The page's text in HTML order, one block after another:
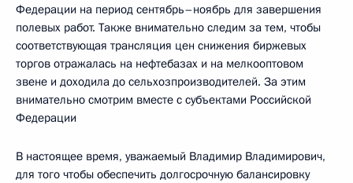
Федерации на период сентябрь–ноябрь для завершения
полевых работ. Также внимательно следим за тем, чтобы
соответствующая трансляция цен снижения биржевых
торгов отражалась на нефтебазах и на мелкооптовом
звене и доходила до сельхозпроизводителей. За этим
внимательно смотрим вместе с субъектами Российской
Федерации
В настоящее время, уважаемый Владимир Владимирович,
для того чтобы обеспечить долгосрочную балансировку